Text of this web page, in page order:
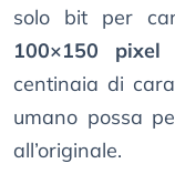
solo bit per
100×150 pixel
centinaia di
umano possa
all’originale.